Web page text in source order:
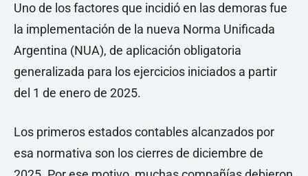
Uno de los factores que incidió en las demoras fue
la implementación de la nueva Norma Unificada
Argentina (NUA), de aplicación obligatoria
generalizada para los ejercicios iniciados a partir
del 1 de enero de 2025.
Los primeros estados contables alcanzados por
esa normativa son los cierres de diciembre de